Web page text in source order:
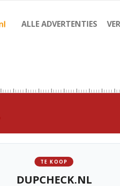
ALLE ADVERTENTIES
TE KOOP
DUPCHECK.NL